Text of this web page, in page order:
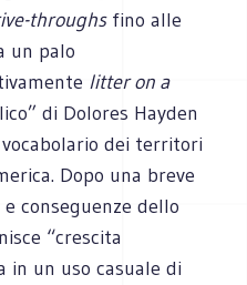
throughsfino alle
un palo
litter on a
di Dolores Hayden
dei territori
Dopo una breve
conseguenze dello
“crescita
in un uso casuale di